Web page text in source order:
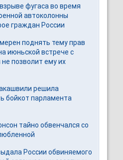
фугаса во время
автоколонны
граждан России
поднять тему прав
июньской встрече с
позволит ему их
решила
бойкот парламента
тайно обвенчался со
России обвиняемого